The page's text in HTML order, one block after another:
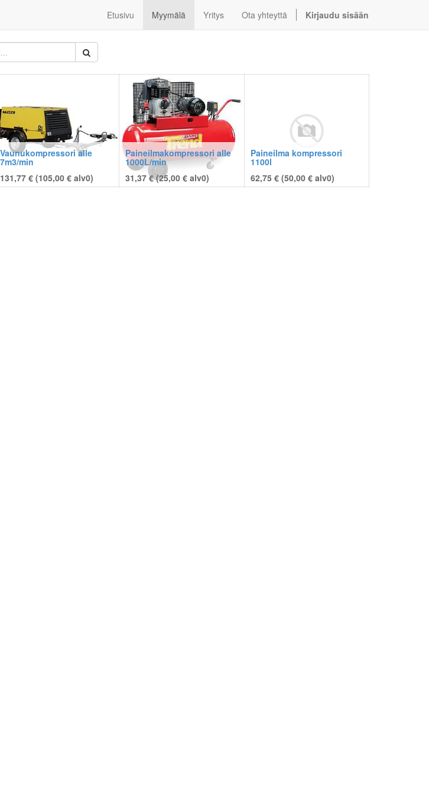
Etusivu Myymälä Yritys Ota yhteyttä Kirjaudu sisään
Vaunukompressori alle
7m3/min
131,77 € (105,00€ alv0)
Paineilmakompressori alle
1000L/min
31,37 € (25,00€ alv0)
Paineilma kompressori
1100l
62,75 € (50,00€ alv0)